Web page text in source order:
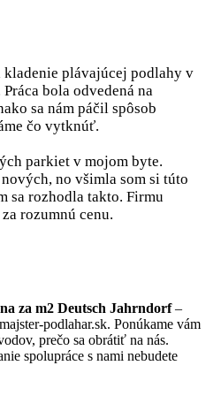
plávajúcej podlahy v
bola odvedená na
sa nám páčil spôsob
čo vytknúť.
parkiet v mojom byte.
no všimla som si túto
sa rozhodla takto. Firmu
rozumnú cenu.
za m2 Deutsch Jahrndorf–
podlahar.sk. Ponúkame vám
prečo sa obrátiť na nás.
spolupráce s nami nebudete